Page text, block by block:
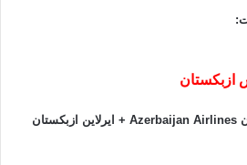
ازبکستان
Azerbaijan Airlines + ایرلاین ازبکستان